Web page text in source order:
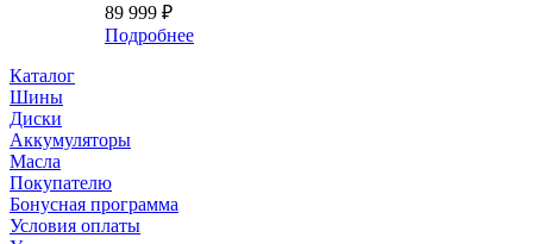
89 999 ₽
Подробнее
Каталог
Шины
Диски
Аккумуляторы
Масла
Покупателю
Бонусная программа
Условия оплаты